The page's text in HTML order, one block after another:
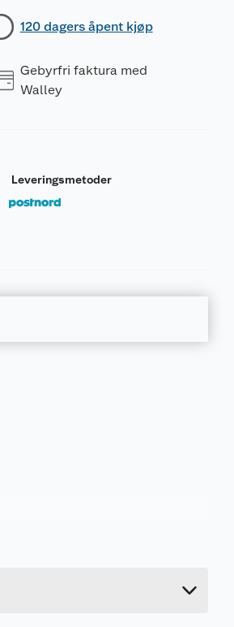
120 dagers åpent kjøp
Gebyrfri faktura med
Walley
Leveringsmetoder